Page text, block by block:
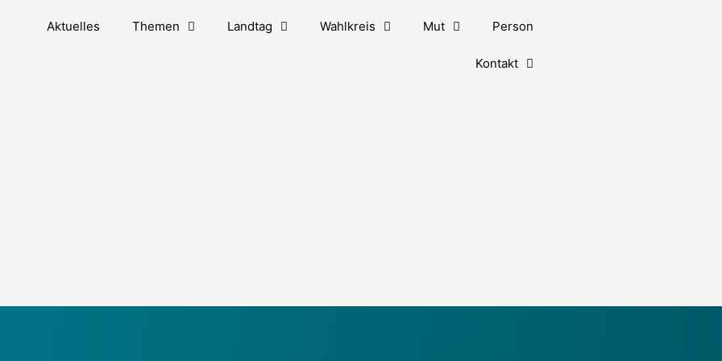
Aktuelles Themen Landtag Wahlkreis Mut Person
Kontakt